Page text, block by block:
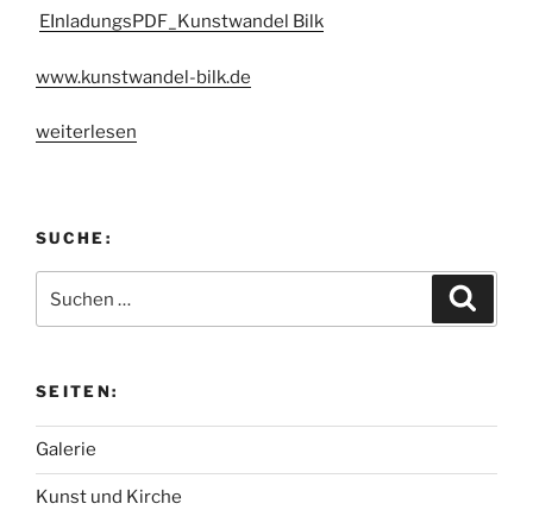
EInladungsPDF_Kunstwandel Bilk
www.kunstwandel-bilk.de
„Kunstwandel
2011“
weiterlesen
SUCHE:
nach:
SEITEN:
Galerie
Kunst und Kirche